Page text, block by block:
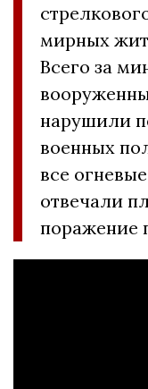
мирных
Всего за
нарушили
военных
все
отвечали
поражение